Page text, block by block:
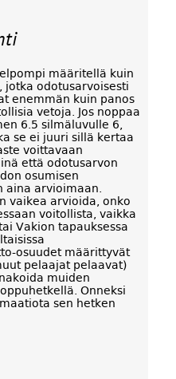
määritellä kuin
jotka odotusarvoisesti
enemmän kuin panos
vetoja. Jos noppaa
6.5 silmäluvulle 6,
se ei juuri sillä kertaa
voittavaan
että odotusarvon
osumisen
aina arvioimaan.
vaikea arvioida, onko
voitollista, vaikka
Vakion tapauksessa
osuudet määrittyvät
pelaajat pelaavat)
muiden
Onneksi
sen hetken